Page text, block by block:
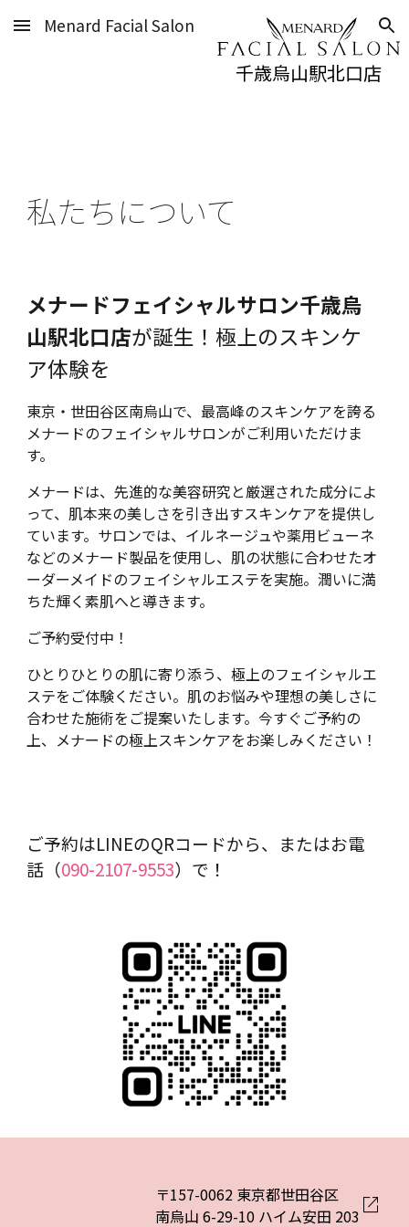
千歳烏山駅北口店
Skip to main content Skip to navigation
Menard Facial Salon
私たちについて
メナードフェイシャルサロン千歳烏
山駅北口店が誕生！極上のスキンケ
ア体験を
東京・世田谷区南烏山で、最高峰のスキンケアを誇る
メナードのフェイシャルサロンがご利用いただけま
す。
メナードは、先進的な美容研究と厳選された成分によ
って、肌本来の美しさを引き出すスキンケアを提供し
ています。サロンでは、イルネージュや薬用ビューネ
などのメナード製品を使用し、肌の状態に合わせたオ
ーダーメイドのフェイシャルエステを実施。潤いに満
ちた輝く素肌へと導きます。
ご予約受付中！
ひとりひとりの肌に寄り添う、極上のフェイシャルエ
ステをご体験ください。肌のお悩みや理想の美しさに
合わせた施術をご提案いたします。今すぐご予約の
上、メナードの極上スキンケアをお楽しみください！
ご予約はLINEのQRコードから、またはお電
話（090-2107-9553）で！
〒157-0062 東京都世田谷区
南烏山 6-29-10 ハイム安田 203